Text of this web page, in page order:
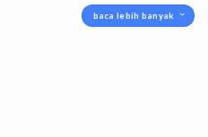
baca lebih banyak